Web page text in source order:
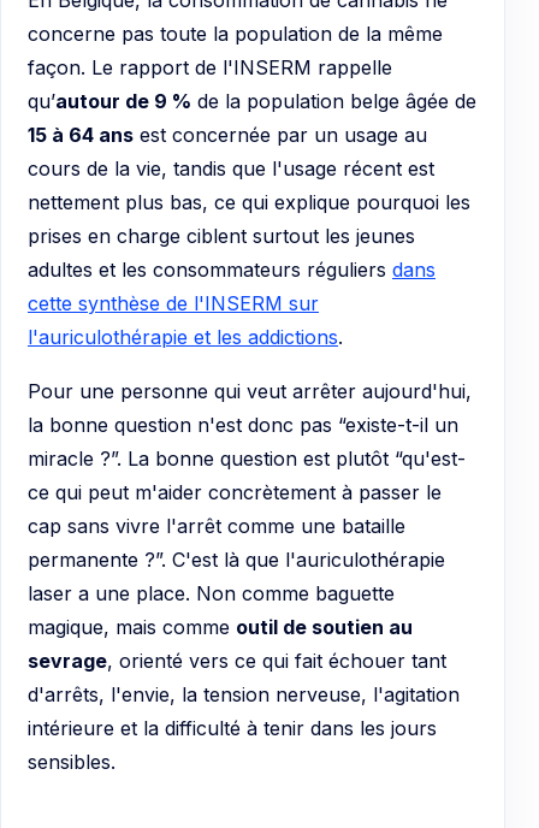
concerne pas toute la population de la même
façon. Le rapport de l'INSERM rappelle
qu’autour de 9 % de la population belge âgée de
15 à 64 ans est concernée par un usage au
cours de la vie, tandis que l'usage récent est
nettement plus bas, ce qui explique pourquoi les
prises en charge ciblent surtout les jeunes
adultes et les consommateurs réguliers dans
cette synthèse de l'INSERM sur
l'auriculothérapie et les addictions.
Pour une personne qui veut arrêter aujourd'hui,
la bonne question n'est donc pas “existe-t-il un
miracle ?”. La bonne question est plutôt “qu'est-
ce qui peut m'aider concrètement à passer le
cap sans vivre l'arrêt comme une bataille
permanente ?”. C'est là que l'auriculothérapie
laser a une place. Non comme baguette
magique, mais comme outil de soutien au
sevrage, orienté vers ce qui fait échouer tant
d'arrêts, l'envie, la tension nerveuse, l'agitation
intérieure et la difficulté à tenir dans les jours
sensibles.